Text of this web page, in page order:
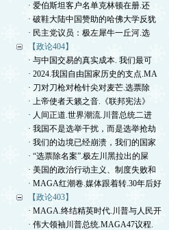
· 爱伯斯坦客户名单克林顿在册.还
· 破鞋大陆中国赞助的哈佛大学反犹
· 民主党议员：极左犀牛一丘河.选
【政论404】
· 与中国交易的真实成本. 我们最可
· 2024.我国自由国家历史的支点.MA
· 刀对刀枪对枪针尖对麦芒.选票除
· 上帝使者天籁之音.《联邦宪法》
· 人间正道.世界潮流.川普总统二进
· 我国不是选举干扰，而是选举抢劫
· 我们的边境已经崩溃，我们的国家
· “选票除名案”.极左川黑拉出的屎
· 美国的政治行动主义、制度失败和
· MAGA红潮卷.媒体跟着转.30年后好
【政论403】
· MAGA.终结精英时代.川普与人民开
· 伟大领袖川普总统.MAGA47议程.